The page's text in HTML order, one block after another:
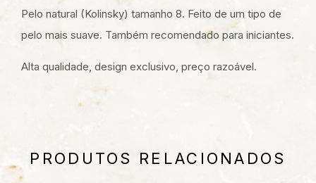
Pelo natural (Kolinsky) tamanho 8. Feito de um tipo de
pelo mais suave. Também recomendado para iniciantes.
Alta qualidade, design exclusivo, preço razoável.
PRODUTOS RELACIONADOS